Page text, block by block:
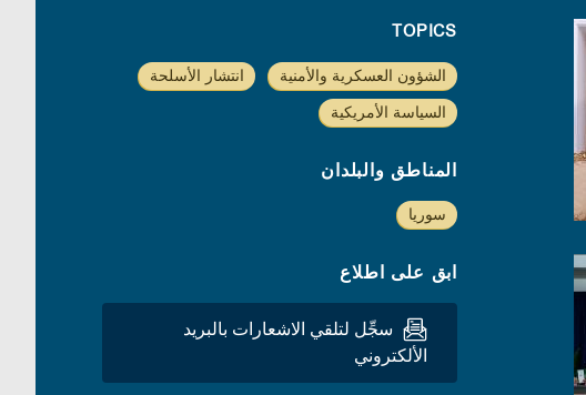
TOPICS
الشؤون العسكرية والأمنية انتشار الأسلحة
السياسة الأمريكية
المناطق والبلدان
سوريا
ابق على اطلاع
سجِّل لتلقي الاشعارات بالبريد
الألكتروني